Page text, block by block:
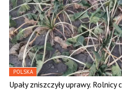
POLSKA
Upały zniszczyły uprawy.